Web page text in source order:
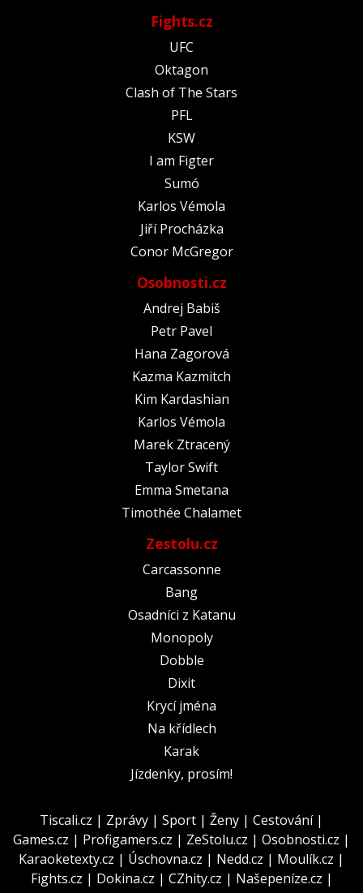
Fights.cz
UFC
Oktagon
Clash of The Stars
PFL
KSW
I am Figter
Sumó
Karlos Vémola
Jiří Procházka
Conor McGregor
Osobnosti.cz
Andrej Babiš
Petr Pavel
Hana Zagorová
Kazma Kazmitch
Kim Kardashian
Karlos Vémola
Marek Ztracený
Taylor Swift
Emma Smetana
Timothée Chalamet
Zestolu.cz
Carcassonne
Bang
Osadníci z Katanu
Monopoly
Dobble
Dixit
Krycí jména
Na křídlech
Karak
Jízdenky, prosím!
Tiscali.cz | Zprávy | Sport | Ženy | Cestování|
Games.cz | Profigamers.cz | ZeStolu.cz | Osobnosti.cz |
Karaoketexty.cz | Úschovna.cz | Nedd.cz | Moulík.cz |
Fights.cz | Dokina.cz | CZhity.cz | Našepeníze.cz |